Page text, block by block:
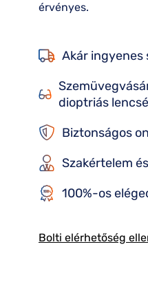
érvényes.
Akár ingyenes
dioptriás
Biztonságos
Szakértelem
100%-os
Bolti elérhetőség